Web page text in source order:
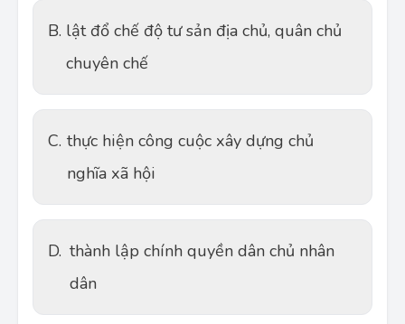
B. lật đổ chế độ tư sản địa chủ, quân chủ
chuyên chế
C. thực hiện công cuộc xây dựng chủ
nghĩa xã hội
D. thành lập chính quyền dân chủ nhân
dân